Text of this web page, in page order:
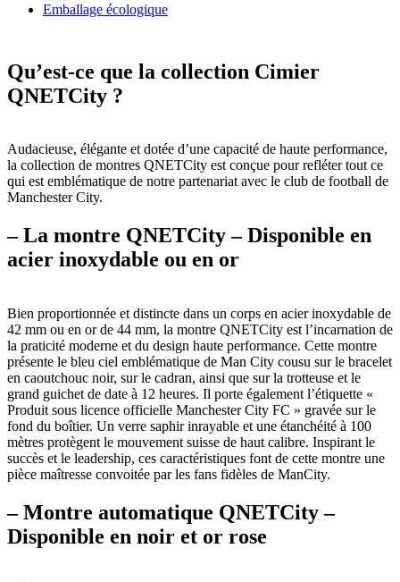
Emballage écologique
Qu’est-ce que la collection Cimier
QNETCity ?
Audacieuse, élégante et dotée d’une capacité de haute performance,
la collection de montres QNETCity est conçue pour refléter tout ce
qui est emblématique de notre partenariat avec le club de football de
Manchester City.
– La montre QNETCity – Disponible en
acier inoxydable ou en or
Bien proportionnée et distincte dans un corps en acier inoxydable de
42 mm ou en or de 44 mm, la montre QNETCity est l’incarnation de
la praticité moderne et du design haute performance. Cette montre
présente le bleu ciel emblématique de Man City cousu sur le bracelet
en caoutchouc noir, sur le cadran, ainsi que sur la trotteuse et le
grand guichet de date à 12 heures. Il porte également l’étiquette «
Produit sous licence officielle Manchester City FC » gravée sur le
fond du boîtier. Un verre saphir inrayable et une étanchéité à 100
mètres protègent le mouvement suisse de haut calibre. Inspirant le
succès et le leadership, ces caractéristiques font de cette montre une
pièce maîtresse convoitée par les fans fidèles de ManCity.
– Montre automatique QNETCity –
Disponible en noir et or rose